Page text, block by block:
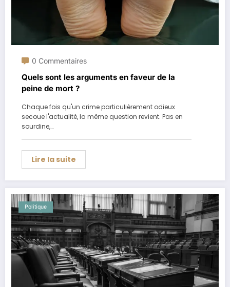
0 Commentaires
Quels sont les arguments en faveur de la
peine de mort ?
Chaque fois qu'un crime particulièrement odieux
secoue l'actualité, la même question revient. Pas en
sourdine,…
Lire la suite
Politique